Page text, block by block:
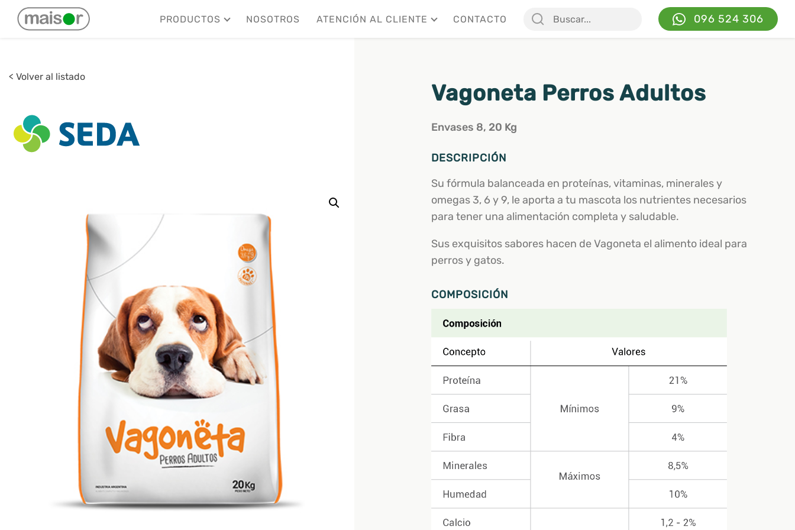
PRODUCTOS NOSOTROS ATENCIÓN AL CLIENTE CONTACTO 096 524 306
< Volver al listado
Vagoneta Perros Adultos
Envases 8, 20 Kg
DESCRIPCIÓN
Su fórmula balanceada en proteínas, vitaminas, minerales y
omegas 3, 6 y 9, le aporta a tu mascota los nutrientes necesarios
para tener una alimentación completa y saludable.
Sus exquisitos sabores hacen de Vagoneta el alimento ideal para
perros y gatos.
COMPOSICIÓN